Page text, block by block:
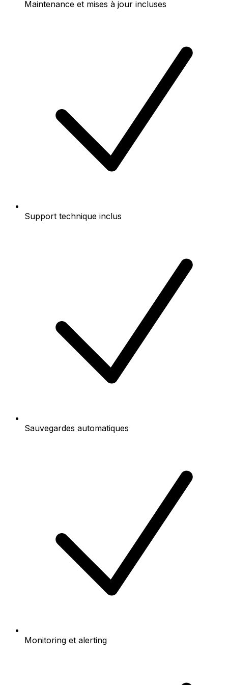
Maintenance et mises à jour incluses
Support technique inclus
Sauvegardes automatiques
Monitoring et alerting